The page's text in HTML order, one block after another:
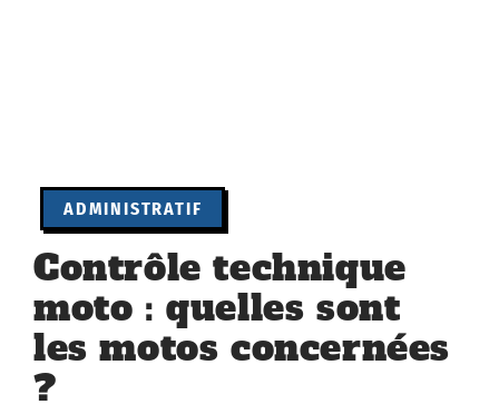
ADMINISTRATIF
Contrôle technique
moto : quelles sont
les motos concernées
?